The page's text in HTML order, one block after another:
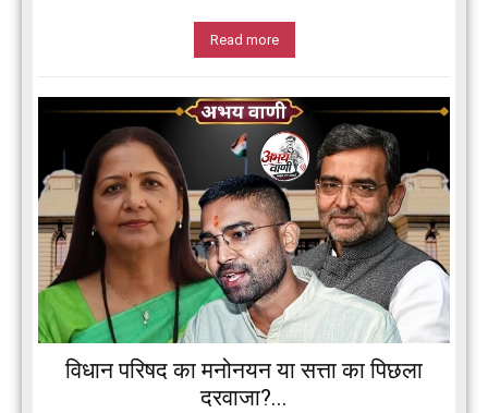
Read more
विधान परिषद का मनोनयन या सत्ता का पिछला
दरवाजा?...